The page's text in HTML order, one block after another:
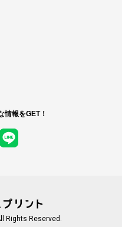
情報をGET！
Rights Reserved.